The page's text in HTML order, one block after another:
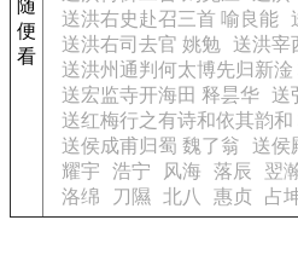
随
便
看
送洪右史赴召三首 喻良能
送洪右司去官 姚勉
送洪宰
送洪州通判何太博先归新淦
送宏监寺开海田 释昙华
送
送红梅行之有诗和依其韵和
送侯成甫归蜀 魏了翁
送侯
耀宇
浩宁 风海 落辰 翌
洛绵
刀隰 北八 惠贞 占